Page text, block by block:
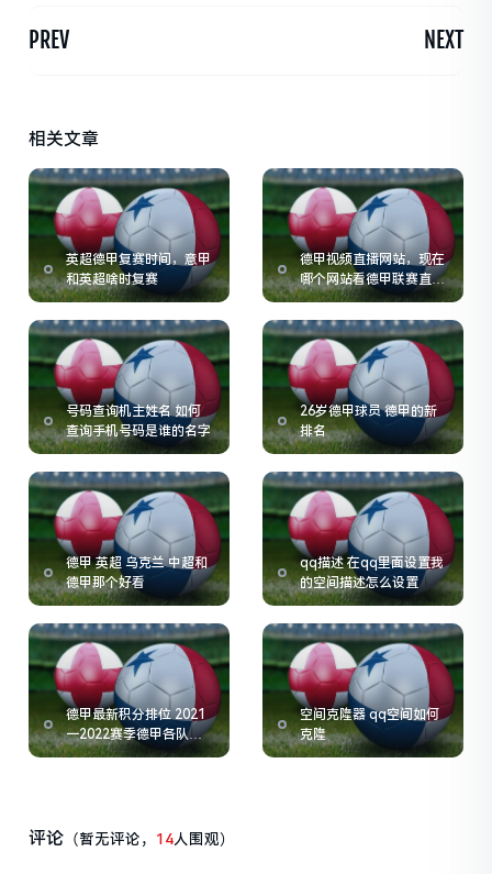
PREV NEXT
相关文章
英超德甲复赛时间，意甲
和英超啥时复赛
德甲视频直播网站，现在
哪个网站看德甲联赛直播
比较方便
号码查询机主姓名 如何
查询手机号码是谁的名字
26岁德甲球员 德甲的新
排名
德甲 英超 乌克兰 中超和
德甲那个好看
qq描述 在qq里面设置我
的空间描述怎么设置
德甲最新积分排位 2021
一2022赛季德甲各队积
分
空间克隆器 qq空间如何
克隆
评论 （暂无评论， 14人围观）